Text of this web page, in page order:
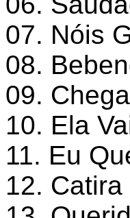
07. Nóis
08.
09.
10. Ela
11. Eu
12.